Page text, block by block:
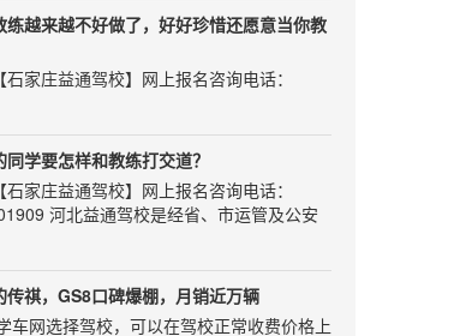
是可以在国五出台之前抢购一辆国四车，可
算将它开到报废的话，那还是买国五车比
口车都符合国五标准码?目前大部分的进口
是符合国五标准的，可是如果完全放开进
能会有中东(尚还采取欧四标准)和不是很
国五标准之后，最好不要再买低于国五标
否则最后还是自己吃亏。中科驾校温馨提
车爱好者结合自己的实际情况，比照本文
否存在类似问题，思毅学车网希望您早日拿
不要犯同样的错误，走弯路！
平台，获得了国内知名风险投资的关注，能
内挑到好的教练，目前受到很多学员的青
车网接到过很多的学员的电话说在最简单的
者在考试中根本不知道该如何操作了，这
免的，最后都挂在了心理问题，总结来说
态最为关键！
通过率高，网上预约报名更优惠！学车选驾
是什么？价格？服务？还是通过率？这些都
学车网www.0311xc.cn推荐您选择石家
相信一定不会让你失望的！想要找一所既
又好，通过率又高的驾校，还真应该好好选
质量，通过率高！
续航里程的测试，起点为长阳首创奥特莱
点为朝阳公园南门。 在昨
汽EC180这款车型进行了续航里程的测
地点是十里河地铁站，目的地是房山区长
莱斯，地图显示全程34公里大约需要50分
试时间是昨晚下班后，车辆电量处于满电状
显示的续航里程为179km。车辆总行驶里
。记录完数据之后将小计里程清零开始今
行驶路线并非导航所示，是根据自己熟悉的
。在整个测试过程中，车辆一直处于D挡，
段续航测试的过程中，暖风并非全程开启，
，温暖了就关上，冷了就打开。全程所用
：0311-80801909、85100859！根绝社会
本站小编认真总结认为裕兴驾校是一所性价
，值得大家选择。选择我们包年满意！严
门的核定收费的，一次性收费，绝无隐性
学车过程中，遇到有个别教练员向学员
、要”，可进行举报，一经查实，将严惩不
练越来越不好做了，好好珍惜还愿意当你教
石家庄益通驾校】网上报名咨询电话：
益通驾校配有全新的“雪铁龙”轿车30
教室、模拟驾驶教室等各项教学管理设施
说2016年刚刚过半，大家都能看出来，今年
证考试这件事情上改革不断。这件事情，
和汽车教练，都是让人措手不及的。特别
练来说，今年势必不容易。在这个时候，
愿意还挥汗如雨为学员当教练的人吧！那么
到底难在哪里呢，听小编来给你分析分析：
直考存在误读去年，关于驾考的改革《意
学要怎样和教练打交道？
石家庄益通驾校】网上报名咨询电话：
河北益通驾校是经省、市运管及公安
式批准的培训与考场为一体的标准化驾校。
。刚开始学车，许多同学都会问，要怎么样
系呢？实际上和教练有良好的沟通，不仅
传祺，GS8口碑爆棚，月销近万辆
车网选择驾校，可以在驾校正常收费价格上